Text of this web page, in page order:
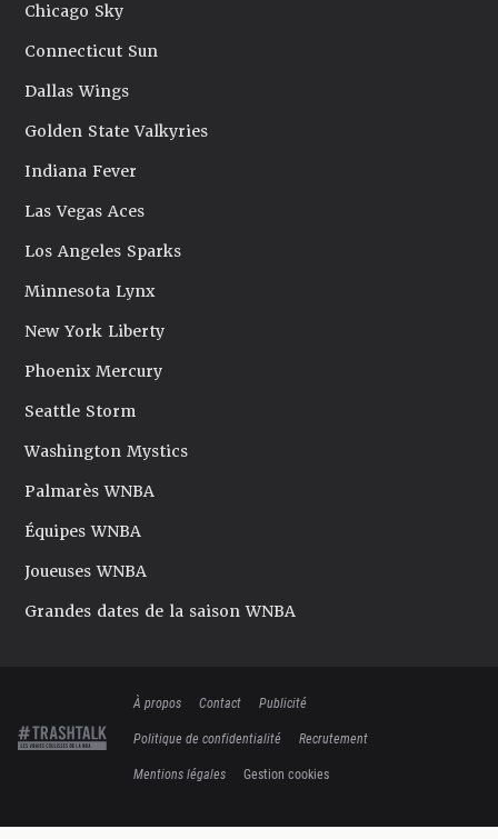
Chicago Sky
Connecticut Sun
Dallas Wings
Golden State Valkyries
Indiana Fever
Las Vegas Aces
Los Angeles Sparks
Minnesota Lynx
New York Liberty
Phoenix Mercury
Seattle Storm
Washington Mystics
Palmarès WNBA
Équipes WNBA
Joueuses WNBA
Grandes dates de la saison WNBA
À propos Contact
Publicité
Politique de confidentialité
Recrutement
Mentions légales
Gestion cookies